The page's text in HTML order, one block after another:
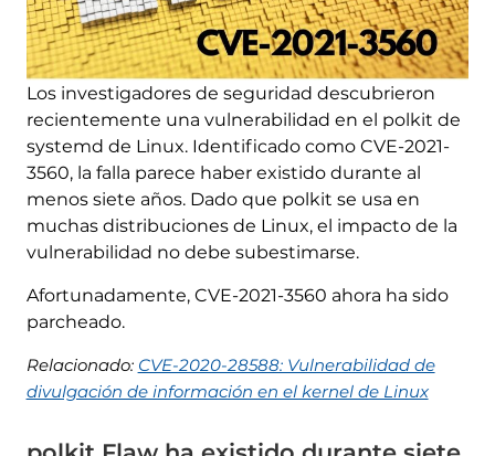
Los investigadores de seguridad descubrieron
recientemente una vulnerabilidad en el polkit de
systemd de Linux. Identificado como CVE-2021-
3560, la falla parece haber existido durante al
menos siete años. Dado que polkit se usa en
muchas distribuciones de Linux, el impacto de la
vulnerabilidad no debe subestimarse.
Afortunadamente, CVE-2021-3560 ahora ha sido
parcheado.
Relacionado: CVE-2020-28588: Vulnerabilidad de
divulgación de información en el kernel de Linux